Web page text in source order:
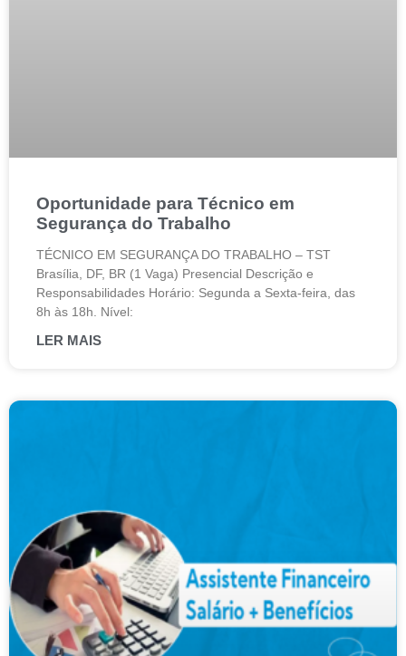
Oportunidade para Técnico em
Segurança do Trabalho
TÉCNICO EM SEGURANÇA DO TRABALHO – TST
Brasília, DF, BR (1 Vaga) Presencial Descrição e
Responsabilidades Horário: Segunda a Sexta-feira, das
8h às 18h. Nível:
LER MAIS